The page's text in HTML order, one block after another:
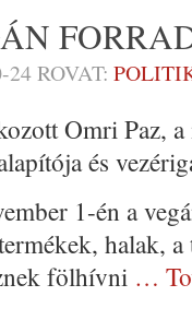
24ROVAT:
Omri Paz,
és
1-én a
halak,
fölhívni …